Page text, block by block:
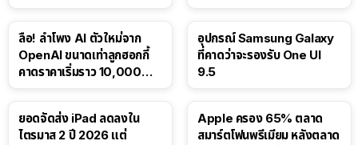
ลือ! ลำโพง AI ตัวใหม่จาก
OpenAI ขนาดเท่าลูกฮอกกี้
คาดราคาเริ่มราว 10,000
อุปกรณ์ Samsung Galaxy
ที่คาดว่าจะรองรับ One UI
9.5
ยอดจัดส่ง iPad ลดลงใน
ไตรมาส 2 ปี 2026 แต่
Apple ครอง 65% ตลาด
สมาร์ตโฟนพรีเมียม หลังตลาด